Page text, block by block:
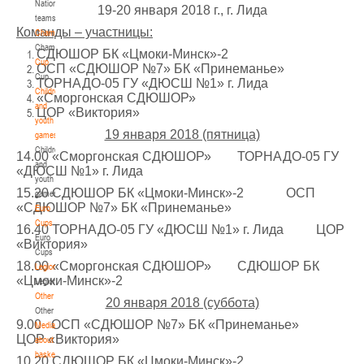
National
teams
Championship
Championship
Cup
Cup
Children
and
youth
games
Children
and
youth
games
Euro
Cups
Euro
Cups
Legionaries
Legionaries
Other
Other
Media
about
basketball
U-14
IV тур – девушки 2012-2013 гг.р., Дивизион 1, 6-7 апреля 2026 г., г. Гомель, ул.
Б.Хмельницкого, 118а
27-29.03.2026
Молодечно
III тур – юноши 2010-2011 гг.р., Дивизион 1, группа Г 27-29 марта 2026 г., г.
Молодечно, ул. Великий Гостинец, 10227-28.03.2026
U-12, девушки
IV тур – девушки 2014-2015 гг.р., дивизион 1 27-28 марта 2026 г., г. Речица, ул.
Снежкова, 16
Могилев
U-12, девушки
III тур – девушки 2014-2015 гг.р., Дивизион 2, 23-24 марта 2026 г., г. Могилев,
ул. 30 лет Победы, 1А
19-20 января 2018 г., г. Лида
Команды – участницы:
СДЮШОР БК «Цмоки-Минск»-2
ОСП «СДЮШОР №7» БК «Принеманье»
ТОРНАДО-05 ГУ «ДЮСШ №1» г. Лида
«Сморгонская СДЮШОР»
ЦОР «Виктория»
19 января 2018 (пятница)
14.00 «Сморгонская СДЮШОР» ТОРНАДО-05 ГУ
«ДЮСШ №1» г. Лида
15.20 СДЮШОР БК «Цмоки-Минск»-2 ОСП
«СДЮШОР №7» БК «Принеманье»
16.40 ТОРНАДО-05 ГУ «ДЮСШ №1» г. Лида ЦОР
«Виктория»
18.00 «Сморгонская СДЮШОР» СДЮШОР БК
«Цмоки-Минск»-2
20 января 2018 (суббота)
9.00 ОСП «СДЮШОР №7» БК «Принеманье»
ЦОР «Виктория»
10.20 СДЮШОР БК «Цмоки-Минск»-2